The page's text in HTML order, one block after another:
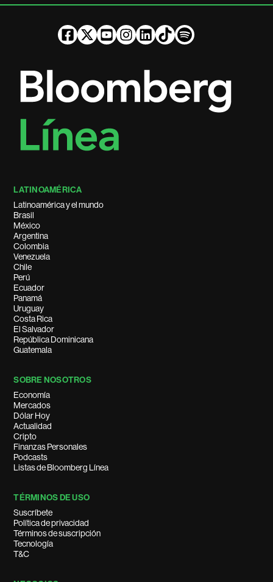
LATINOAMÉRICA
Latinoamérica y el mundo
Brasil
México
Argentina
Colombia
Venezuela
Chile
Perú
Ecuador
Panamá
Uruguay
Costa Rica
El Salvador
República Dominicana
Guatemala
SOBRE NOSOTROS
Economía
Mercados
Dólar Hoy
Actualidad
Cripto
Finanzas Personales
Podcasts
Listas de Bloomberg Línea
TÉRMINOS DE USO
Suscríbete
Política de privacidad
Términos de suscripción
Tecnología
T&C